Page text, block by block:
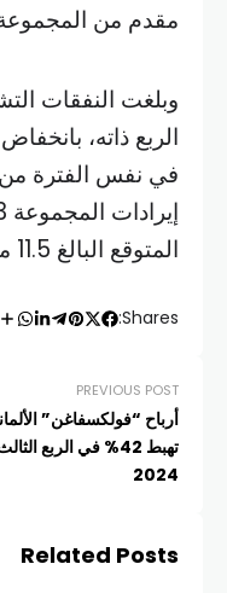
مقدم من
في نفس الفترة من
المتوقع البالغ 11.5 مليار دولار.
Shares:
PREVIOUS POST
أرباح “فولكسفاغن”
تهبط 42% في الربع
2024
Related Posts